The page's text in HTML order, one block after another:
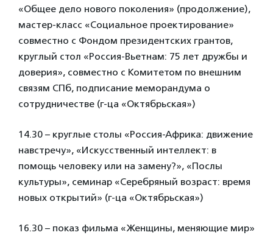
«Общее дело нового поколения» (продолжение),
мастер-класс «Социальное проектирование»
совместно с Фондом президентских грантов,
круглый стол «Россия-Вьетнам: 75 лет дружбы и
доверия», совместно с Комитетом по внешним
связям СПб, подписание меморандума о
сотрудничестве (г-ца «Октябрьская»)
14.30 – круглые столы «Россия-Африка: движение
навстречу», «Искусственный интеллект: в
помощь человеку или на замену?», «Послы
культуры», семинар «Серебряный возраст: время
новых открытий» (г-ца «Октябрьская»)
16.30 – показ фильма «Женщины, меняющие мир»